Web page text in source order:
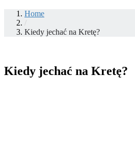
Home
/
Kiedy jechać na Kretę?
Kiedy jechać na Kretę?